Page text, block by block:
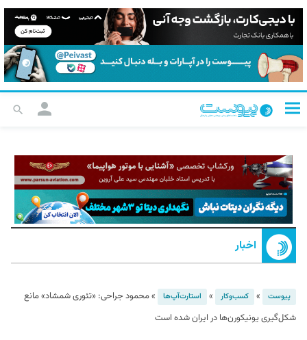
اخبار
پیوست » کسب‌و‌کار » استارت‌آپ‌ها »محمود جراحی: «تئوری شمشاد» مانع
شکل‌گیری یونیکورن‌ها در ایران شده است